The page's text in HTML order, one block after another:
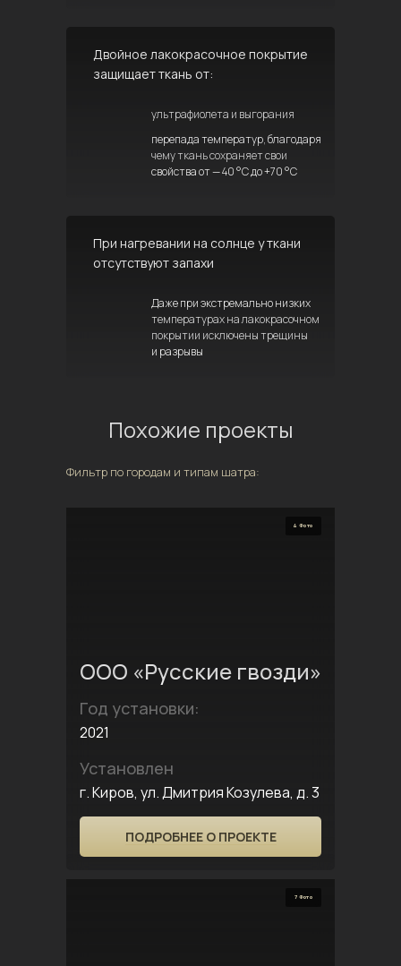
Двойное лакокрасочное покрытие
защищает ткань от:
ультрафиолета и выгорания
перепада температур, благодаря
чему ткань сохраняет свои
свойства от — 40 °C до +70 °C
При нагревании на солнце у ткани
отсутствуют запахи
Даже при экстремально низких
температурах на лакокрасочном
покрытии исключены трещины
и разрывы
Похожие проекты
Фильтр по городам и типам шатра:
4 Фото
ООО «Русские гвозди»
Год установки:
2021
Установлен
г. Киров, ул. Дмитрия Козулева, д. 3
ПОДРОБНЕЕ О ПРОЕКТЕ
7 Фото